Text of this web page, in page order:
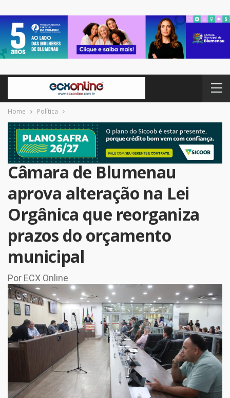
Home Política
Câmara de Blumenau
aprova alteração na Lei
Orgânica que reorganiza
prazos do orçamento
municipal
Por ECX Online